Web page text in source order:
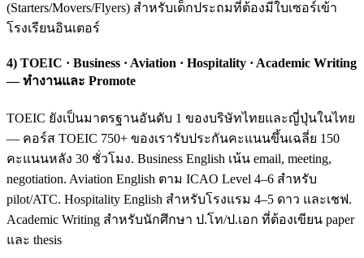
(Starters/Movers/Flyers) สำหรับเด็กประถมที่ต้องมีใบเซอร์เข้า
โรงเรียนอินเตอร์
4) TOEIC · Business · Aviation · Hospitality · Academic Writing
— ทำงานและ Promote
TOEIC ยังเป็นมาตรฐานอันดับ 1 ของบริษัทไทยและญี่ปุ่นในไทย
— คอร์ส TOEIC 750+ ของเรารับประกันคะแนนขึ้นเฉลี่ย 150
คะแนนหลัง 30 ชั่วโมง. Business English เน้น email, meeting,
negotiation. Aviation English ตาม ICAO Level 4–6 สำหรับ
pilot/ATC. Hospitality English สำหรับโรงแรม 4–5 ดาว และเชฟ.
Academic Writing สำหรับนักศึกษา ป.โท/ป.เอก ที่ต้องเขียน paper
และ thesis